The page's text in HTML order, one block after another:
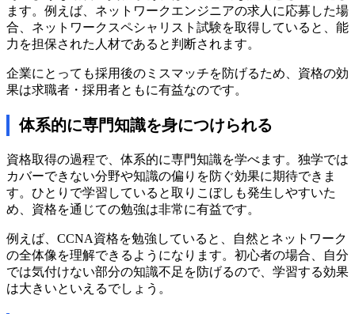
ます。例えば、ネットワークエンジニアの求人に応募した場
合、ネットワークスペシャリスト試験を取得していると、能
力を担保された人材であると判断されます。
企業にとっても採用後のミスマッチを防げるため、資格の効
果は求職者・採用者ともに有益なのです。
体系的に専門知識を身につけられる
資格取得の過程で、体系的に専門知識を学べます。独学では
カバーできない分野や知識の偏りを防ぐ効果に期待できま
す。ひとりで学習していると取りこぼしも発生しやすいた
め、資格を通じての勉強は非常に有益です。
例えば、CCNA資格を勉強していると、自然とネットワーク
の全体像を理解できるようになります。初心者の場合、自分
では気付けない部分の知識不足を防げるので、学習する効果
は大きいといえるでしょう。